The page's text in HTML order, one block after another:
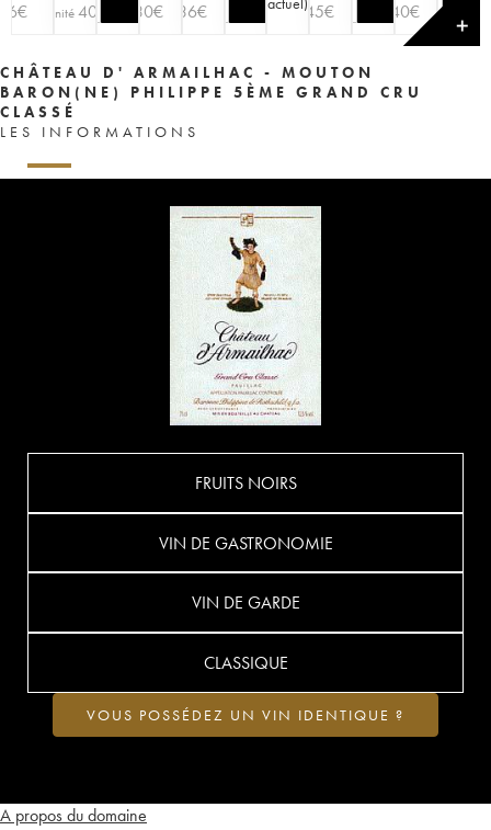
€
l'unité40 30€ 36€ 45€ 40€
✕
CHÂTEAU D' ARMAILHAC - MOUTON
BARON(NE) PHILIPPE 5ÈME GRAND CRU
CLASSÉ
LES INFORMATIONS
A propos du domaine
FRUITS NOIRS
VIN DE GASTRONOMIE
VIN DE GARDE
CLASSIQUE
VOUS POSSÉDEZ UN VIN IDENTIQUE ?